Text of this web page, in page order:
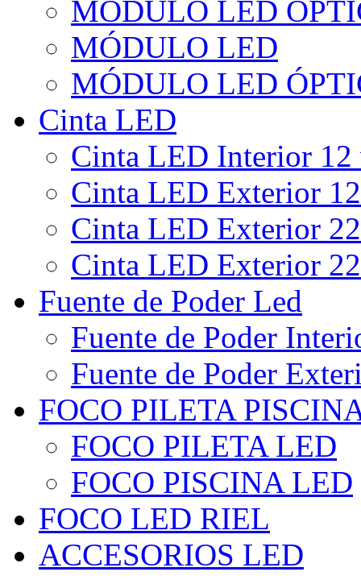
MÓDULO LED
MÓDULO LED
MÓDULO LED
Cinta LED
Cinta LED Interior
Cinta LED Exterior
Cinta LED Exterior
Cinta LED Exterior
Fuente de Poder Led
Fuente de Poder
Fuente de Poder
FOCO PILETA
FOCO PILETA LED
FOCO PISCINA LED
FOCO LED RIEL
ACCESORIOS LED